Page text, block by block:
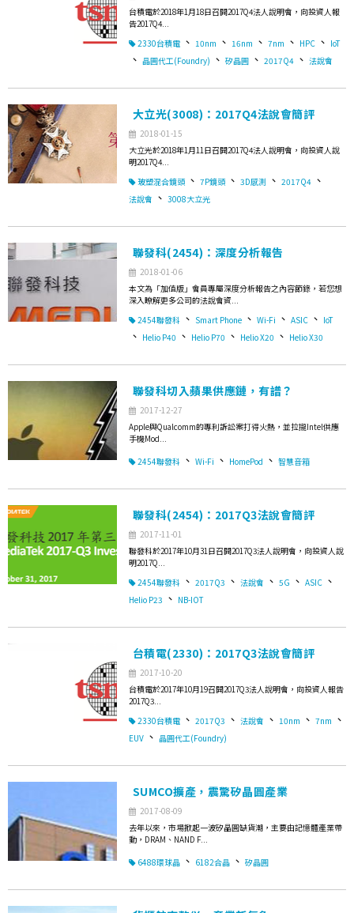
台積電於2018年1月18日召開2017Q4法人說明會，向投資人報
告2017Q4...
2330台積電 、 10nm 、 16nm 、 7nm 、 HPC 、 IoT
、 晶圓代工(Foundry) 、 矽晶圓 、 2017Q4 、 法說會
大立光(3008)：2017Q4法說會簡評
2018-01-15
大立光於2018年1月11日召開2017Q4法人說明會，向投資人說
明2017Q4...
玻塑混合鏡頭 、 7P鏡頭 、 3D感測 、 2017Q4 、
法說會 、 3008大立光
聯發科(2454)：深度分析報告
2018-01-06
本文為「加值版」會員專屬深度分析報告之內容節錄，若您想
深入瞭解更多公司的法說會資...
2454聯發科 、 Smart Phone 、 Wi-Fi 、 ASIC 、 IoT
、 Helio P40 、 Helio P70 、 Helio X20 、 Helio X30
聯發科切入蘋果供應鏈，有譜？
2017-12-27
Apple與Qualcomm的專利訴訟案打得火熱，並拉攏Intel供應
手機Mod...
2454聯發科 、 Wi-Fi 、 HomePod 、 智慧音箱
聯發科(2454)：2017Q3法說會簡評
2017-11-01
聯發科於2017年10月31日召開2017Q3法人說明會，向投資人說
明2017Q...
2454聯發科 、 2017Q3 、 法說會 、 5G 、 ASIC 、
Helio P23 、 NB-IOT
台積電(2330)：2017Q3法說會簡評
2017-10-20
台積電於2017年10月19召開2017Q3法人說明會，向投資人報告
2017Q3...
2330台積電 、 2017Q3 、 法說會 、 10nm 、 7nm 、
EUV 、 晶圓代工(Foundry)
SUMCO擴產，震驚矽晶圓產業
2017-08-09
去年以來，市場掀起一波矽晶圓缺貨潮，主要由記憶體產業帶
動，DRAM、NAND F...
6488環球晶 、 6182合晶 、 矽晶圓